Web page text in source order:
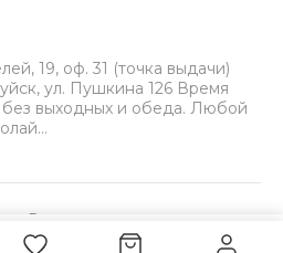
Купить
19, оф. 31 (точка выдачи)
ул. Пушкина 126 Время
выходных и обеда. Любой
Все права защищены.
VISA BELCARD